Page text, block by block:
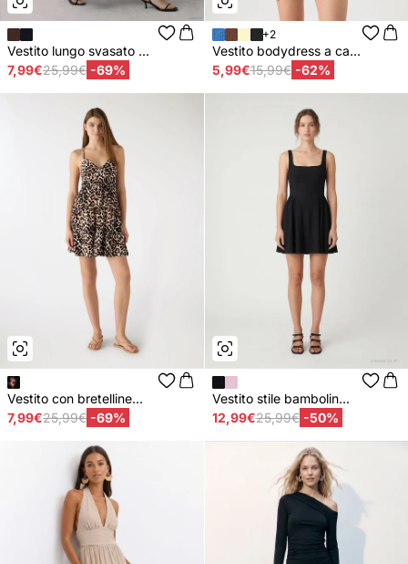
Vestito lungo svasato ...
7,99€25,99€ -69%
+2
Vestito bodydress a ca...
5,99€15,99€ -62%
Vestito con bretelline...
7,99€25,99€ -69%
Vestito stile bambolin...
12,99€25,99€ -50%